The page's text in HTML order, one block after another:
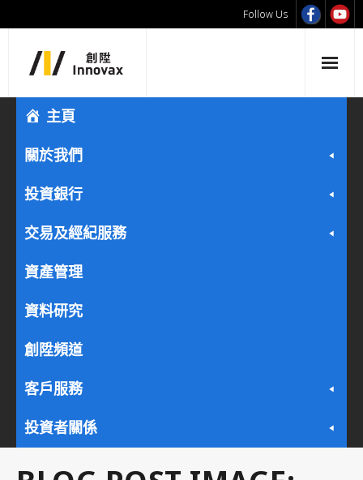
Follow Us
主頁
關於我們
投資銀行
交易及經紀服務
資產管理
資料研究
創陞頻道
客戶服務
投資者關係